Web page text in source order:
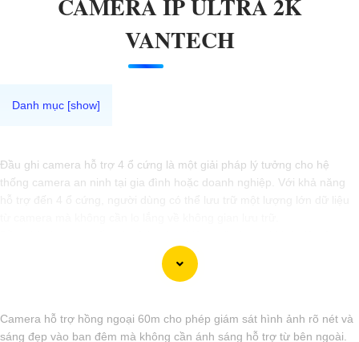
CAMERA IP ULTRA 2K
VANTECH
Đầu ghi camera hỗ trợ 4 ổ cứng là một giải pháp lý tưởng cho hệ
thống camera an ninh tại gia đình hoặc doanh nghiệp. Với khả năng
chức năng xem lại dễ dàng, và khả năng truy cập từ xa qua điện thoại
di động. nó còn có khả năng ghi hình liên tục hoặc theo lịch trình, giúp
vệ tài sản và an ninh trong mọi tình huống, đồng thời tiết kiệm thời
Camera hỗ trợ hồng ngoại 60m cho phép giám sát hình ảnh rõ nét và
sáng đẹp vào ban đêm mà không cần ánh sáng hỗ trợ từ bên ngoài.